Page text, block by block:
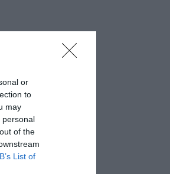
or
to
may
personal
of the
List of